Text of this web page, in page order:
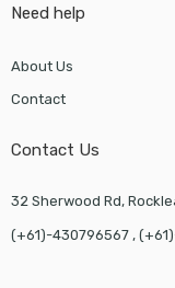
Need help
About Us
Contact
Contact Us
32 Sherwood Rd,
(+61)-430796567 ,